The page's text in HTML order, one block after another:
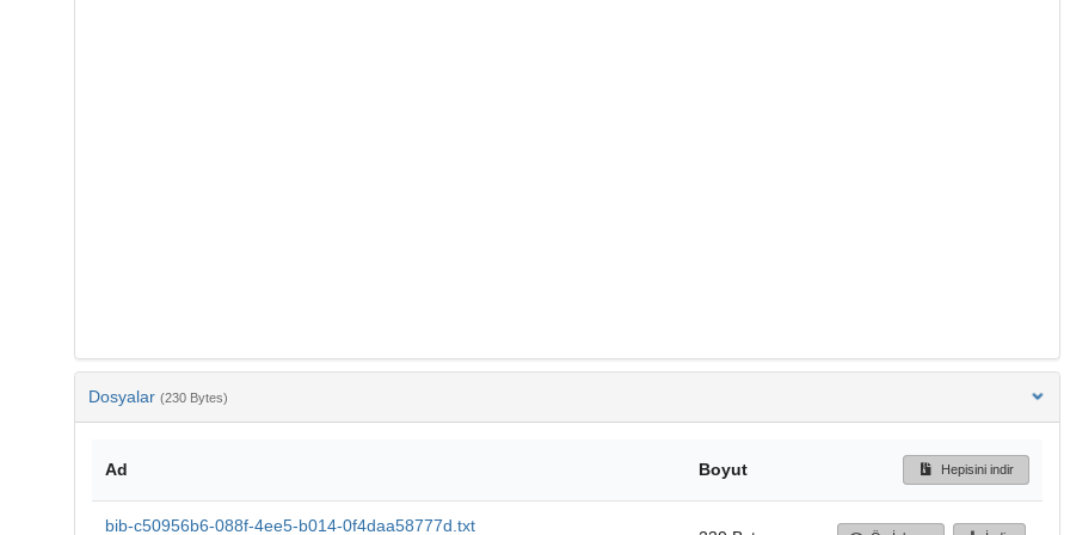
Dosyalar (230 Bytes)
Ad Boyut Hepisini indir
bib-c50956b6-088f-4ee5-b014-0f4daa58777d.txt